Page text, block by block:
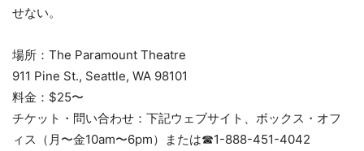
せない。
場所：The Paramount Theatre
911 Pine St., Seattle, WA 98101
料金：$25〜
チケット・問い合わせ：下記ウェブサイト、ボックス・オフ
ィス（月〜金10am〜6pm）または☎1-888-451-4042